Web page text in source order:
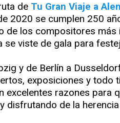
de Tu Gran Viaje a
2020 se cumplen 250
de los compositores
se viste de gala para
y de Berlín a
exposiciones y todo
excelentes razones para
disfrutando de la